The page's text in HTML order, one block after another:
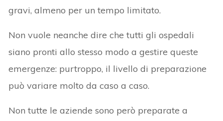
gravi, almeno per un tempo limitato.
Non vuole neanche dire che tutti gli ospedali
siano pronti allo stesso modo a gestire queste
emergenze: purtroppo, il livello di preparazione
può variare molto da caso a caso.
Non tutte le aziende sono però preparate a